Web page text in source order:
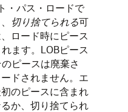
・パス・ロードで
切り捨てられる可
ロード時にピース
ます。LOBピース
ピースは廃棄さ
ドされません。エ
のピースに含まれ
か、切り捨てられ